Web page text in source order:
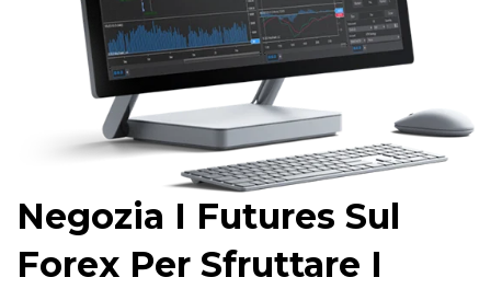
Negozia I Futures Sul
Forex Per Sfruttare I